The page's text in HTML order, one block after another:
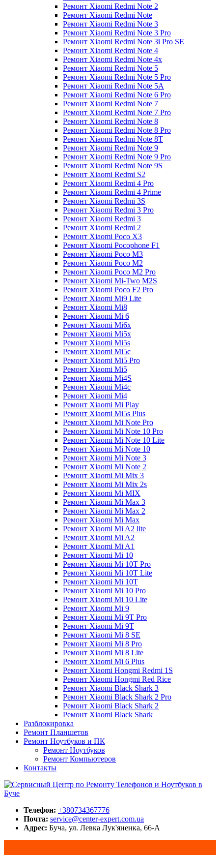
Ремонт Xiaomi Redmi Note 2
Ремонт Xiaomi Redmi Note
Ремонт Xiaomi Redmi Note 3
Ремонт Xiaomi Redmi Note 3 Pro
Ремонт Xiaomi Redmi Note 3i Pro SE
Ремонт Xiaomi Redmi Note 4
Ремонт Xiaomi Redmi Note 4x
Ремонт Xiaomi Redmi Note 5
Ремонт Xiaomi Redmi Note 5 Pro
Ремонт Xiaomi Redmi Note 5A
Ремонт Xiaomi Redmi Note 6 Pro
Ремонт Xiaomi Redmi Note 7
Ремонт Xiaomi Redmi Note 7 Pro
Ремонт Xiaomi Redmi Note 8
Ремонт Xiaomi Redmi Note 8 Pro
Ремонт Xiaomi Redmi Note 8T
Ремонт Xiaomi Redmi Note 9
Ремонт Xiaomi Redmi Note 9 Pro
Ремонт Xiaomi Redmi Note 9S
Ремонт Xiaomi Redmi S2
Ремонт Xiaomi Redmi 4 Pro
Ремонт Xiaomi Redmi 4 Prime
Ремонт Xiaomi Redmi 3S
Ремонт Xiaomi Redmi 3 Pro
Ремонт Xiaomi Redmi 3
Ремонт Xiaomi Redmi 2
Ремонт Xiaomi Poco X3
Ремонт Xiaomi Pocophone F1
Ремонт Xiaomi Poco M3
Ремонт Xiaomi Poco M2
Ремонт Xiaomi Poco M2 Pro
Ремонт Xiaomi Mi-Two M2S
Ремонт Xiaomi Poco F2 Pro
Ремонт Xiaomi Mi9 Lite
Ремонт Xiaomi Mi8
Ремонт Xiaomi Mi 6
Ремонт Xiaomi Mi6x
Ремонт Xiaomi Mi5x
Ремонт Xiaomi Mi5s
Ремонт Xiaomi Mi5c
Ремонт Xiaomi Mi5 Pro
Ремонт Xiaomi Mi5
Ремонт Xiaomi Mi4S
Ремонт Xiaomi Mi4c
Ремонт Xiaomi Mi4
Ремонт Xiaomi Mi Play
Ремонт Xiaomi Mi5s Plus
Ремонт Xiaomi Mi Note Pro
Ремонт Xiaomi Mi Note 10 Pro
Ремонт Xiaomi Mi Note 10 Lite
Ремонт Xiaomi Mi Note 10
Ремонт Xiaomi Mi Note 3
Ремонт Xiaomi Mi Note 2
Ремонт Xiaomi Mi Mix 3
Ремонт Xiaomi Mi Mix 2s
Ремонт Xiaomi Mi MIX
Ремонт Xiaomi Mi Max 3
Ремонт Xiaomi Mi Max 2
Ремонт Xiaomi Mi Max
Ремонт Xiaomi Mi A2 lite
Ремонт Xiaomi Mi A2
Ремонт Xiaomi Mi A1
Ремонт Xiaomi Mi 10
Ремонт Xiaomi Mi 10T Pro
Ремонт Xiaomi Mi 10T Lite
Ремонт Xiaomi Mi 10T
Ремонт Xiaomi Mi 10 Pro
Ремонт Xiaomi Mi 10 Lite
Ремонт Xiaomi Mi 9
Ремонт Xiaomi Mi 9T Pro
Ремонт Xiaomi Mi 9T
Ремонт Xiaomi Mi 8 SE
Ремонт Xiaomi Mi 8 Pro
Ремонт Xiaomi Mi 8 Lite
Ремонт Xiaomi Mi 6 Plus
Ремонт Xiaomi Hongmi Redmi 1S
Ремонт Xiaomi Hongmi Red Rice
Ремонт Xiaomi Black Shark 3
Ремонт Xiaomi Black Shark 2 Pro
Ремонт Xiaomi Black Shark 2
Ремонт Xiaomi Black Shark
Разблокировка
Ремонт Планшетов
Ремонт Ноутбуков и ПК
Ремонт Ноутбуков
Ремонт Компьютеров
Контакты
Сервисный Центр по Ремонту Телефонов и Ноутбуков в Буче
Center-Expert.com.ua
Телефон: +380734367776
Почта: service@center-expert.com.ua
Адрес: Буча, ул. Левка Лук'яненка, 66-А